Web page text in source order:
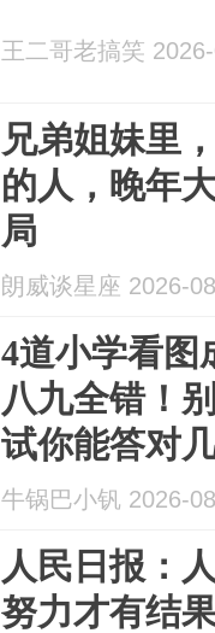
王二哥老搞笑
兄弟姐妹里
的人，晚年
局
朗威谈星座 2026-
4道小学看图
八九全错！
试你能答对
牛锅巴小钒 2026-
人民日报：
努力才有结